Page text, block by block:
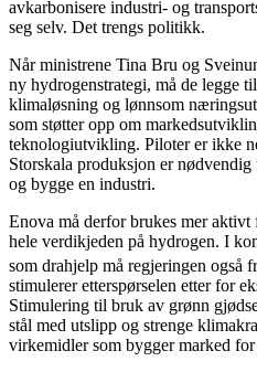
avkarbonisere industri- og
seg selv. Det trengs politikk.
Når ministrene Tina Bru og
ny hydrogenstrategi, må de legge
klimaløsning og lønnsom
som støtter opp om
teknologiutvikling. Piloter er ikke
Storskala produksjon er
og bygge en industri.
Enova må derfor brukes mer
hele verdikjeden på hydrogen. I
som drahjelp må regjeringen også
stimulerer etterspørselen etter for
Stimulering til bruk av grønn
stål med utslipp og strenge
virkemidler som bygger marked